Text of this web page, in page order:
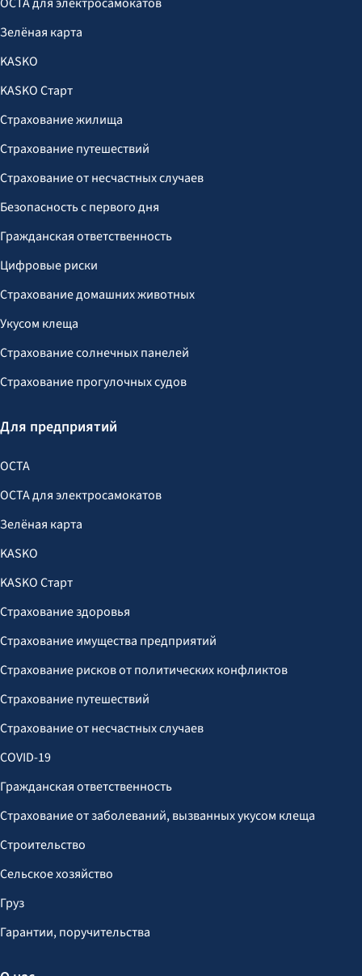
Зелёная карта
KASKO
KASKO Старт
Страхование жилища
Страхование путешествий
Страхование от несчастных случаев
Безопасность с первого дня
Гражданская ответственность
Цифровые риски
Страхование домашних животных
Укусом клеща
Страхование солнечных панелей
Страхование прогулочных судов
Для предприятий
OCTA
OCTA для электросамокатов
Зелёная карта
KASKO
KASKO Старт
Страхование здоровья
Страхование имущества предприятий
Страхование рисков от политических конфликтов
Страхование путешествий
Страхование от несчастных случаев
COVID-19
Гражданская ответственность
Страхование от заболеваний, вызванных укусом клеща
Строительство
Сельское хозяйство
Груз
Гарантии, поручительства